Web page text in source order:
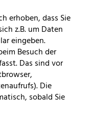
erhoben, dass Sie
z.B. um Daten
eingeben.
Besuch der
Das sind vor
Die
sobald Sie